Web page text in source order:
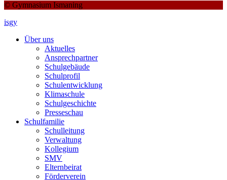
© Gymnasium Ismaning
isgy
Über uns
Aktuelles
Ansprechpartner
Schulgebäude
Schulprofil
Schulentwicklung
Klimaschule
Schulgeschichte
Presseschau
Schulfamilie
Schulleitung
Verwaltung
Kollegium
SMV
Elternbeirat
Förderverein